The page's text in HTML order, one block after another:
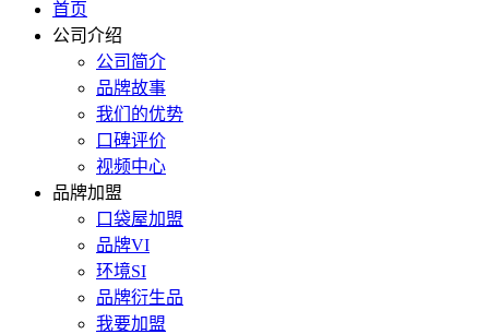
首页
公司介绍
公司简介
品牌故事
我们的优势
口碑评价
视频中心
品牌加盟
口袋屋加盟
品牌VI
环境SI
品牌衍生品
我要加盟